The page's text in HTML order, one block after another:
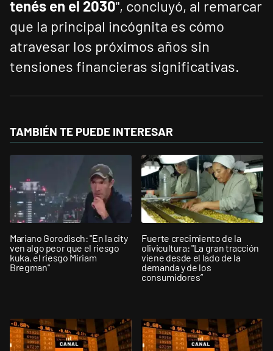
tenés en el 2030", concluyó, al remarcar
que la principal incógnita es cómo
atravesar los próximos años sin
tensiones financieras significativas.
TAMBIÉN TE PUEDE INTERESAR
Mariano Gorodisch: "En la city
ven algo peor que el riesgo
kuka, el riesgo Miriam
Bregman"
Fuerte crecimiento de la
olivicultura: "La gran tracción
viene desde el lado de la
demanda y de los
consumidores”